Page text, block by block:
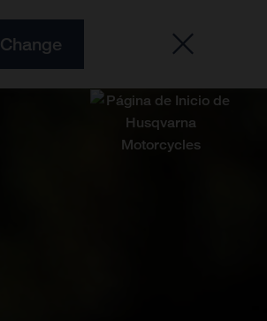
Change